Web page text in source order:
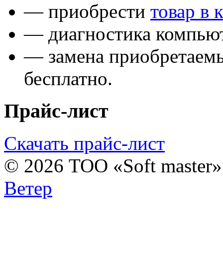
— приобрести товар в
— диагностика
— замена
бесплатно.
Прайс-лист
Скачать прайс-лист
© 2026 ТОО «Soft
Ветер